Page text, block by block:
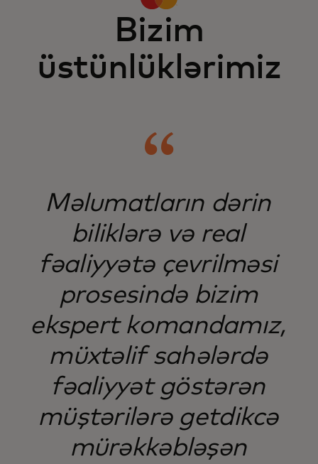
Bizim
üstünlüklərimiz
Məlumatların dərin
biliklərə və real
fəaliyyətə çevrilməsi
prosesində bizim
ekspert komandamız,
müxtəlif sahələrdə
fəaliyyət göstərən
müştərilərə getdikcə
mürəkkəbləşən